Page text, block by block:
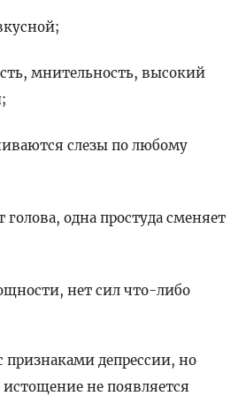
мнительность, высокий
слезы по любому
голова, одна простуда сменяет
нет сил что-либо
депрессии, но
не появляется